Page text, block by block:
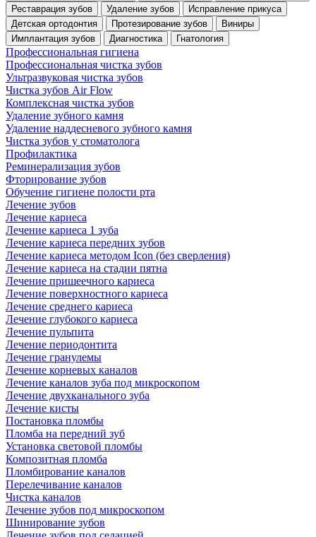
Реставрация зубов
Удаление зубов
Исправление прикуса
Детская ортодонтия
Протезирование зубов
Виниры
Имплантация зубов
Диагностика Гнатология
Профессиональная гигиена
Профессиональная чистка зубов
Ультразвуковая чистка зубов
Чистка зубов Air Flow
Комплексная чистка зубов
Удаление зубного камня
Удаление наддесневого зубного камня
Чистка зубов у стоматолога
Профилактика
Реминерализация зубов
Фторирование зубов
Обучение гигиене полости рта
Лечение зубов
Лечение кариеса
Лечение кариеса 1 зуба
Лечение кариеса передних зубов
Лечение кариеса методом Icon (без сверления)
Лечение кариеса на стадии пятна
Лечение пришеечного кариеса
Лечение поверхностного кариеса
Лечение среднего кариеса
Лечение глубокого кариеса
Лечение пульпита
Лечение периодонтита
Лечение гранулемы
Лечение корневых каналов
Лечение каналов зуба под микроскопом
Лечение двухканального зуба
Лечение кисты
Постановка пломбы
Пломба на передний зуб
Установка световой пломбы
Композитная пломба
Пломбирование каналов
Перелечивание каналов
Чистка каналов
Лечение зубов под микроскопом
Шинирование зубов